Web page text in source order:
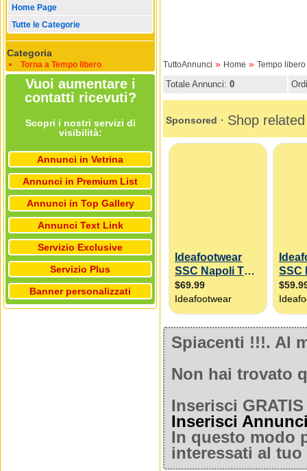
Home Page
Tutte le Categorie
Categoria
Torna a Tempo libero
Vuoi aumentare i
contatti ricevuti?
Scopri i nostri servizi di
visibilità:
Annunci in Vetrina
Annunci in Premium List
Annunci in Top Gallery
Annunci Text Link
Servizio Exclusive
Servizio Plus
Banner personalizzati
TuttoAnnunci » Home » Tempo libero
Totale Annunci: 0
Spiacenti !!!. Al
Non hai trovato
Inserisci
Inserisci
In questo modo
interessati al